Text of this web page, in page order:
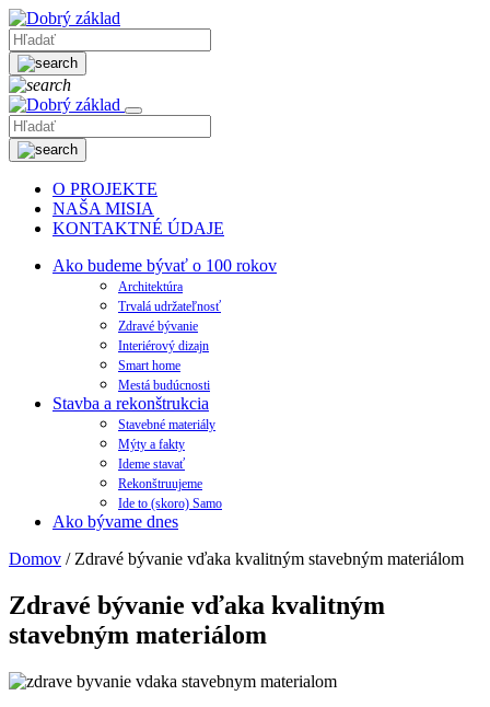
O PROJEKTE
NAŠA MISIA
KONTAKTNÉ ÚDAJE
Ako budeme bývať o 100 rokov
Architektúra
Trvalá udržateľnosť
Zdravé bývanie
Interiérový dizajn
Smart home
Mestá budúcnosti
Stavba a rekonštrukcia
Stavebné materiály
Mýty a fakty
Ideme stavať
Rekonštruujeme
Ide to (skoro) Samo
Ako bývame dnes
Domov / Zdravé bývanie vďaka kvalitným stavebným materiálom
Zdravé bývanie vďaka kvalitným
stavebným materiálom